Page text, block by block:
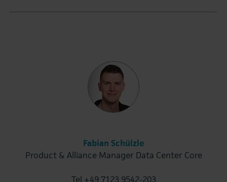
Fabian Schülzle
Product & Alliance Manager Data Center Core
Tel +49 7123 9542-203